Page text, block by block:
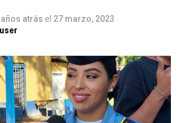
atrás el 27 marzo, 2023